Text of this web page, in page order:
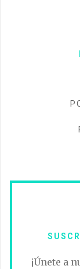
¡Únete a